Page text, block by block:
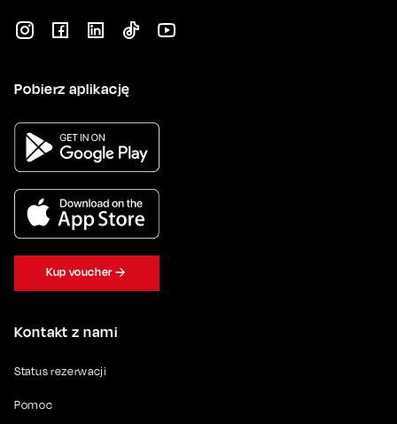
Kontakt z nami
Status rezerwacji
Pomoc
Pobierz aplikację
Kup voucher